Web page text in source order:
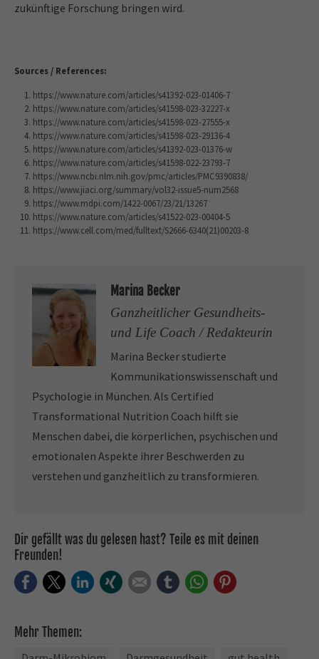
zukünftige Forschung bringen wird.
Sources / References:
https://www.nature.com/articles/s41392-023-01406-7
https://www.nature.com/articles/s41598-023-32227-x
https://www.nature.com/articles/s41598-023-27555-x
https://www.nature.com/articles/s41598-023-29136-4
https://www.nature.com/articles/s41392-023-01376-w
https://www.nature.com/articles/s41598-022-23793-7
https://www.ncbi.nlm.nih.gov/pmc/articles/PMC9390838/
https://www.jiaci.org/summary/vol32-issue5-num2568
https://www.mdpi.com/1422-0067/23/21/13267
https://www.nature.com/articles/s41522-023-00404-5
https://www.cell.com/med/fulltext/S2666-6340(21)00203-8
Marina Becker
Ganzheitlicher Gesundheits-
und Life Coach / Redakteurin
Marina Becker studierte
Kommunikationswissenschaft und
Psychologie in München. Als Certified
Transformational Nutrition Coach hilft sie
Menschen dabei, die körperlichen, psychischen und
emotionalen Aspekte ihrer Beschwerden zu
verstehen und ganzheitlich zu transformieren.
Dir gefällt was du gelesen hast? Teile es mit deinen
Freunden!
FacebookTwitterLinkedInXing E-mail tumblrWhatsApp
Mehr Themen: